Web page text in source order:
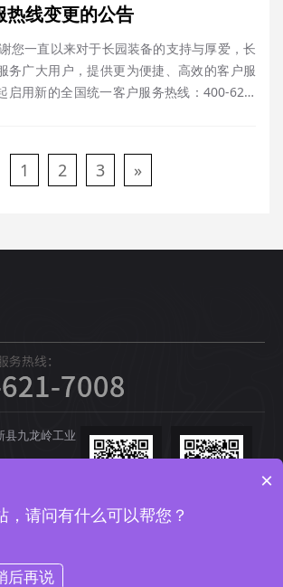
热线变更的公告
您一直以来对于长园装备的支持与厚爱，长
务广大用户，提供更为便捷、高效的客户服
启用新的全国统一客户服务热线：400-621-
询，由此给您带来不便，敬请谅解！ 感……
1 2 3 »
县九龙岭工业
长园装备
长园装备制造有限公司 版权所有
×
，请问有什么可以帮您？
后再说